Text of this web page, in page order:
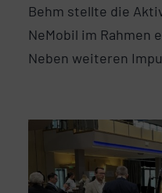
Behm stellte die
NeMobil im Rahmen
Neben weiteren